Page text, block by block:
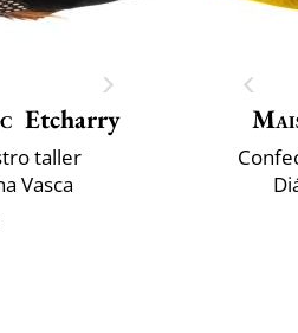
Etcharry
taller
Vasca